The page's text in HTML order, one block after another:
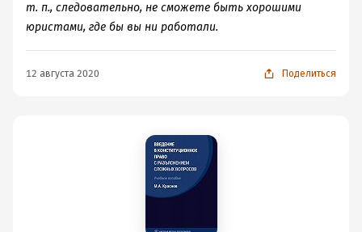
т. п., следовательно, не сможете быть хорошими
юристами, где бы вы ни работали.
12 августа 2020 Поделиться